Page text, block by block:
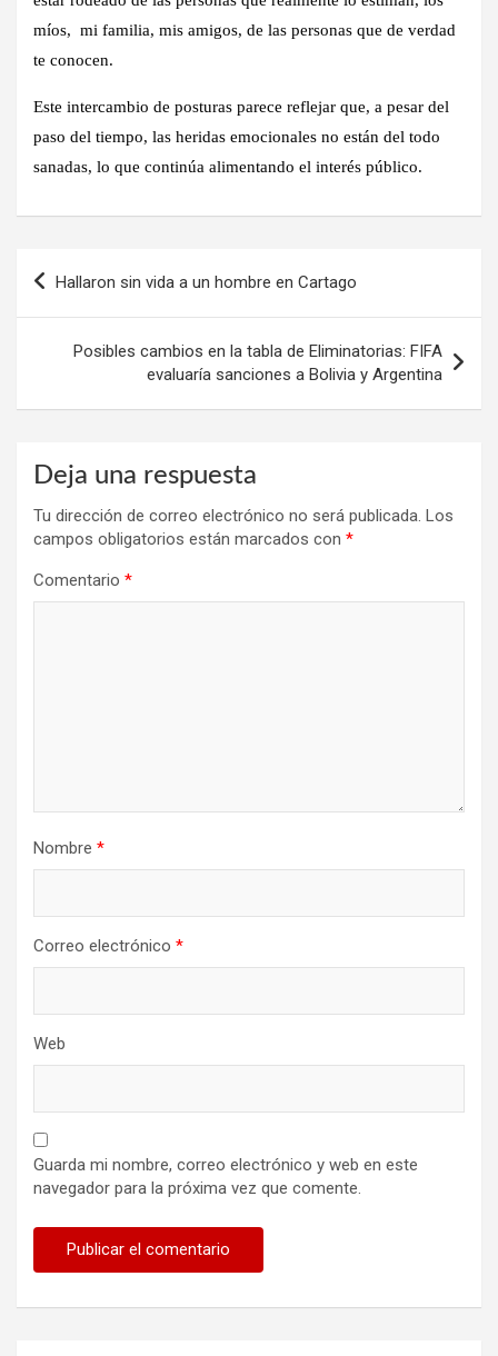
míos, mi familia, mis amigos, de las personas que de verdad
te conocen.
Este intercambio de posturas parece reflejar que, a pesar del
paso del tiempo, las heridas emocionales no están del todo
sanadas, lo que continúa alimentando el interés público.
Hallaron sin vida a un hombre en Cartago
Posibles cambios en la tabla de Eliminatorias: FIFA
evaluaría sanciones a Bolivia y Argentina
Deja una respuesta
Tu dirección de correo electrónico no será publicada. Los
campos obligatorios están marcados con *
Comentario *
Nombre *
Correo electrónico *
Web
Guarda mi nombre, correo electrónico y web en este
navegador para la próxima vez que comente.